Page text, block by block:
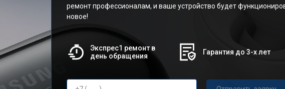
ремонт профессионалам, и ваше устройство будет
новое!
Экспрес1 ремонт в
день обращения
Гарантия до 3-х лет